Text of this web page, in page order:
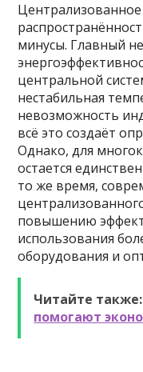
минусы. Главный
центральной
нестабильная
невозможность
всё это создаёт
Однако, для
остается
то же время,
повышению
использования
оборудования и
Читайте также:
помогают